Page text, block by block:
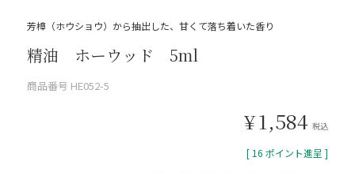
芳樟（ホウショウ）から抽出した、甘くて落ち着いた香り
精油 ホーウッド 5ml
商品番号 HE052-5
¥1,584 税込
[ 16 ポイント進呈 ]